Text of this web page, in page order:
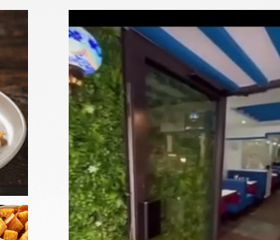
SALADES
Commander